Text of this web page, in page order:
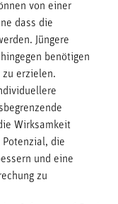
von einer
dass die
Jüngere
benötigen
zu erzielen.
Wirksamkeit
die
und eine
zu